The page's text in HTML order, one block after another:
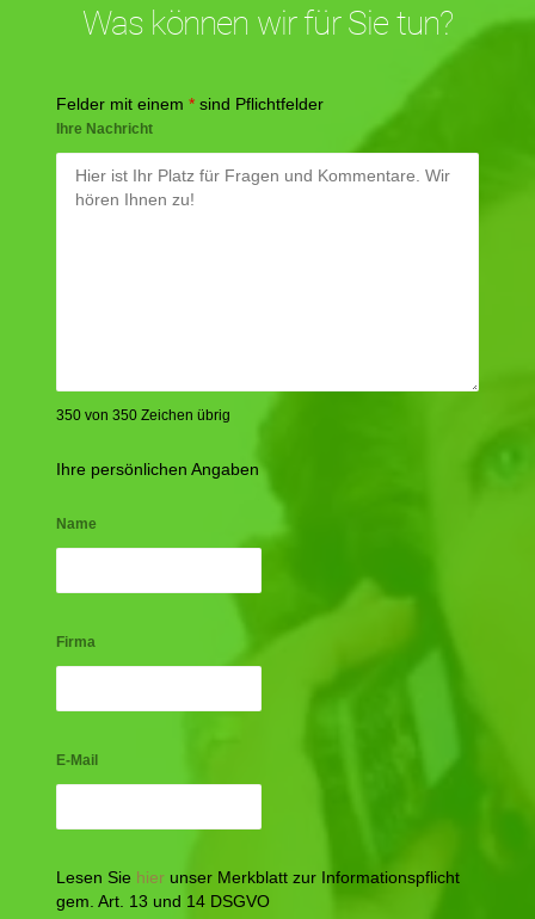
Was können wir für Sie tun?
Felder mit einem * sind Pflichtfelder
Ihre Nachricht
350 von 350 Zeichen übrig
Ihre persönlichen Angaben
Name
Firma
E-Mail
Lesen Sie hier unser Merkblatt zur Informationspflicht
gem. Art. 13 und 14 DSGVO